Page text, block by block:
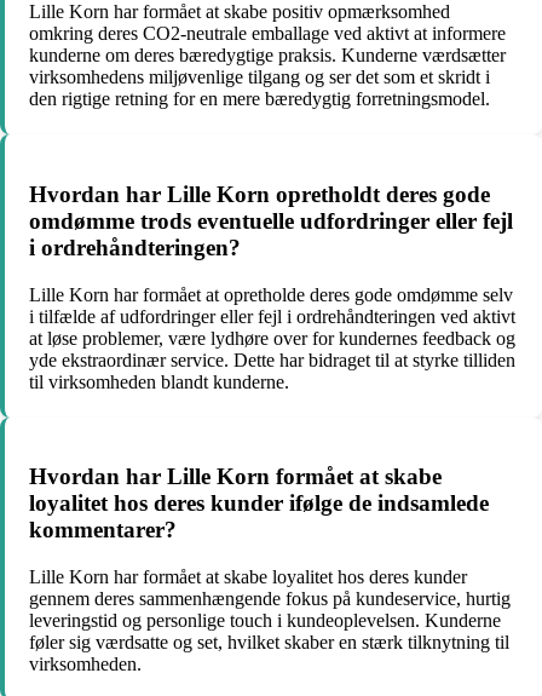
Lille Korn har formået at skabe positiv opmærksomhed
omkring deres CO2-neutrale emballage ved aktivt at informere
kunderne om deres bæredygtige praksis. Kunderne værdsætter
virksomhedens miljøvenlige tilgang og ser det som et skridt i
den rigtige retning for en mere bæredygtig forretningsmodel.
Hvordan har Lille Korn opretholdt deres gode
omdømme trods eventuelle udfordringer eller fejl
i ordrehåndteringen?
Lille Korn har formået at opretholde deres gode omdømme selv
i tilfælde af udfordringer eller fejl i ordrehåndteringen ved aktivt
at løse problemer, være lydhøre over for kundernes feedback og
yde ekstraordinær service. Dette har bidraget til at styrke tilliden
til virksomheden blandt kunderne.
Hvordan har Lille Korn formået at skabe
loyalitet hos deres kunder ifølge de indsamlede
kommentarer?
Lille Korn har formået at skabe loyalitet hos deres kunder
gennem deres sammenhængende fokus på kundeservice, hurtig
leveringstid og personlige touch i kundeoplevelsen. Kunderne
føler sig værdsatte og set, hvilket skaber en stærk tilknytning til
virksomheden.